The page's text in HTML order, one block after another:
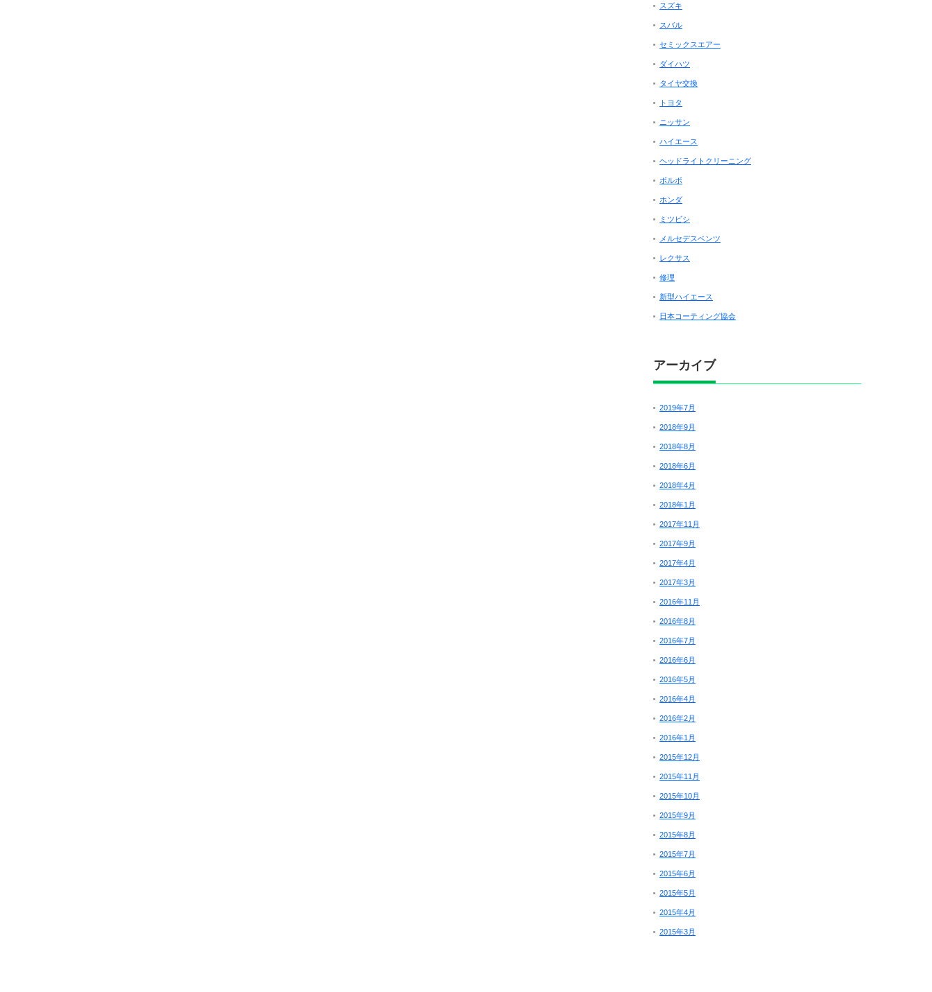
スズキ
スバル
セミックスエアー
ダイハツ
タイヤ交換
トヨタ
ニッサン
ハイエース
ヘッドライトクリーニング
ボルボ
ホンダ
ミツビシ
メルセデスベンツ
レクサス
修理
新型ハイエース
日本コーティング協会
アーカイブ
2019年7月
2018年9月
2018年8月
2018年6月
2018年4月
2018年1月
2017年11月
2017年9月
2017年4月
2017年3月
2016年11月
2016年8月
2016年7月
2016年6月
2016年5月
2016年4月
2016年2月
2016年1月
2015年12月
2015年11月
2015年10月
2015年9月
2015年8月
2015年7月
2015年6月
2015年5月
2015年4月
2015年3月